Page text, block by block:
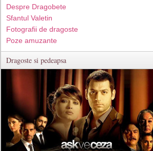
Despre Dragobete
Sfantul Valetin
Fotografii de dragoste
Poze amuzante
Dragoste si pedeapsa